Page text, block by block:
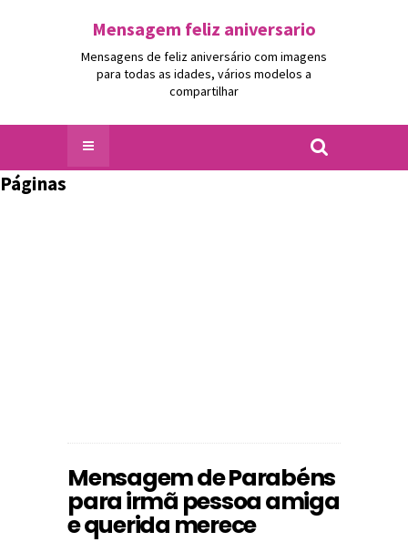
Mensagem feliz aniversario
Mensagens de feliz aniversário com imagens
para todas as idades, vários modelos a
compartilhar
Páginas
Mensagem de Parabéns
para irmã pessoa amiga
e querida merece